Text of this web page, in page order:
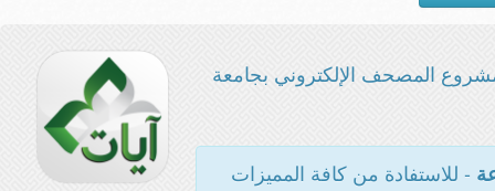
المصحف الإلكتروني بجامعة
- للاستفادة من كافة المميزات